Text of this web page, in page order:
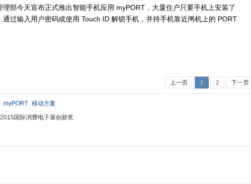
今天宣布正式推出智能手机应用 myPORT，大厦住户只要手机上安装了
过输入用户密码或使用 Touch ID 解锁手机，并持手机靠近闸机上的 PORT
上一页 1 2 下一页
myPORT 移动方案
国际消费电子展创新奖